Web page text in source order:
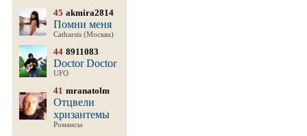
45 akmira2814
Помни меня
Catharsis (Москва)
44 8911083
Doctor Doctor
UFO
41 mranatolm
Отцвели
хризантемы
Романсы